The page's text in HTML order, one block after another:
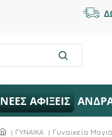
ΝΕΕΣ ΑΦΙΞΕΙΣ
ΓΥΝΑΙΚΑ Γυναικεία